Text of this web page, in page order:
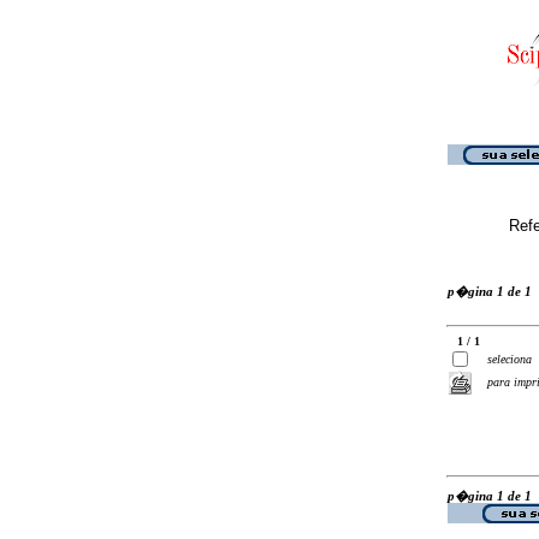
p�gina 1 de 1
1 / 1
seleciona
para
p�gina 1 de 1